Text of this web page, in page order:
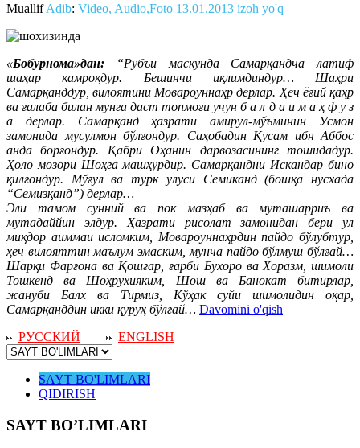
MuallifAdib: Video, Audio,Foto 13.01.2013 izoh yo'q
«Бобурнома»дан: “Рубъи маскунда Самарқандча латиф
шаҳар камроқдур. Бешинчи иқлимдиндур… Шаҳри
Самарқанддур, вилоятини Мовароуннаҳр дерлар. Ҳеч ёғий қаҳр
ва ғалаба билан мунга даст топмоғи учун б а л д а и м а ҳ ф у з
а дерлар. Самарқанд ҳазрати амирул-мўъминин Усмон
замонида мусулмон бўлғондур. Саҳобадин Қусам ибн Аббос
анда борғондур. Қабри Оҳанин дарвозасининг тошидадур.
Ҳоло мозори Шоҳга машҳурдир. Самарқандни Искандар бино
қилғондур. Мўғул ва турк улуси Семиканд (бошқа нусхада
“Семизқанд”) дерлар…
Эли тамом сунний ва пок мазҳаб ва муташарриъ ва
мутадаййин элдур. Ҳазрати рисолат замонидан бери ул
миқдор аиммаи исломким, Мовароуннаҳрдин пайдо бўлубтур,
ҳеч вилояттин маълум эмаским, мунча пайдо бўлмуш бўлғай…
Шарқи Фарғона ва Қошғар, ғарби Бухоро ва Хоразм, шимоли
Тошкенд ва Шоҳрухияким, Шош ва Банокат битирлар,
жануби Балх ва Тирмиз, Кўҳак суйи шимолидин оқар,
Самарқанддин икки қуруҳ бўлғай… Davomini o'qish
РУССКИЙ
ENGLISH
SAYT BO'LIMLARI
QIDIRISH
SAYT BO’LIMLARI